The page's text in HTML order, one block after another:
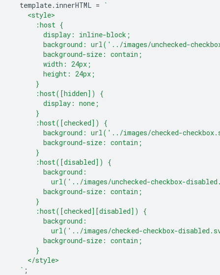
template. innerHTML =
`
    <style>
      :host {
        display: inline-block;
background: url('../images/unchecked-
        background-size: contain;
        width: 24px;
        height: 24px;
      }
      :host([hidden]) {
        display: none;
      }
      :host([checked]) {
background: url('../images/checked-
        background-size: contain;
      }
      :host([disabled]) {
        background:
url('../images/unchecked-checkbox-
        background-size: contain;
      }
      :host([checked][disabled]) {
        background:
url('../images/checked-checkbox-
        background-size: contain;
      }
    </style>
  `
;